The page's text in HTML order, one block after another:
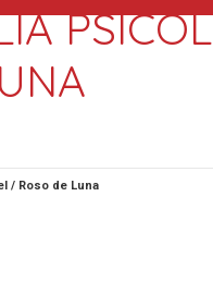
/ Roso de Luna